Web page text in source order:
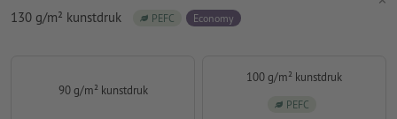
130 g/m² kunstdruk
PEFC Economy
90 g/m² kunstdruk
100 g/m² kunstdruk
PEFC